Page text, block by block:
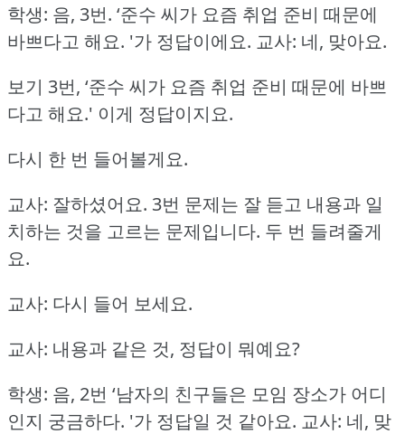
학생: 음, 3번. ‘준수 씨가 요즘 취업 준비 때문에
바쁘다고 해요. '가 정답이에요. 교사: 네, 맞아요.
보기 3번, ‘준수 씨가 요즘 취업 준비 때문에 바쁘
다고 해요.' 이게 정답이지요.
다시 한 번 들어볼게요.
교사: 잘하셨어요. 3번 문제는 잘 듣고 내용과 일
치하는 것을 고르는 문제입니다. 두 번 들려줄게
요.
교사: 다시 들어 보세요.
교사: 내용과 같은 것, 정답이 뭐예요?
학생: 음, 2번 ‘남자의 친구들은 모임 장소가 어디
인지 궁금하다. '가 정답일 것 같아요. 교사: 네, 맞